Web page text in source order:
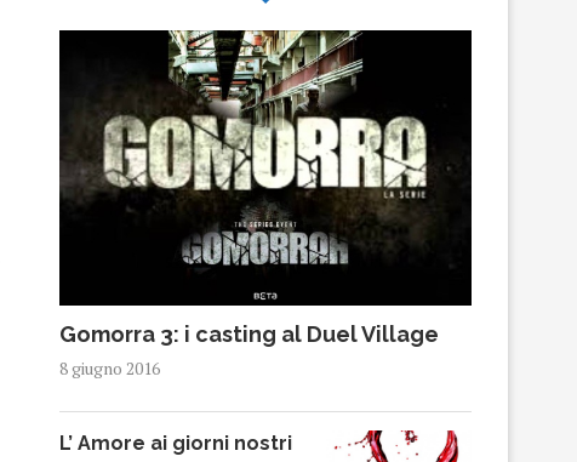
Gomorra 3: i casting al Duel Village
8 giugno 2016
L’ Amore ai giorni nostri